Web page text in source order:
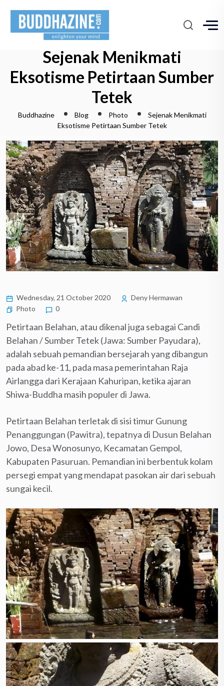
Sejenak Menikmati
Eksotisme Petirtaan Sumber
Tetek
Buddhazine Blog Photo
Sejenak Menikmati
Eksotisme Petirtaan Sumber Tetek
Wednesday, 21 October 2020
Deny Hermawan
Photo
0
Petirtaan Belahan, atau dikenal juga sebagai Candi
Belahan / Sumber Tetek (Jawa: Sumber Payudara),
adalah sebuah pemandian bersejarah yang dibangun
pada abad ke-11, pada masa pemerintahan Raja
Airlangga dari Kerajaan Kahuripan, ketika ajaran
Shiwa-Buddha masih populer di Jawa.
Petirtaan Belahan terletak di sisi timur Gunung
Penanggungan (Pawitra), tepatnya di Dusun Belahan
Jowo, Desa Wonosunyo, Kecamatan Gempol,
Kabupaten Pasuruan. Pemandian ini berbentuk kolam
persegi empat yang mendapat pasokan air dari sebuah
sungai kecil.